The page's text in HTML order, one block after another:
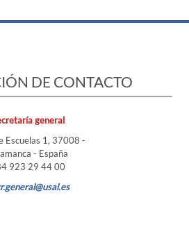
DE CONTACTO
general
Escuelas 1, 37008 -
- España
923 29 44 00